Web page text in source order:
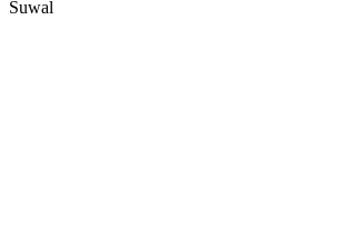
Suwal